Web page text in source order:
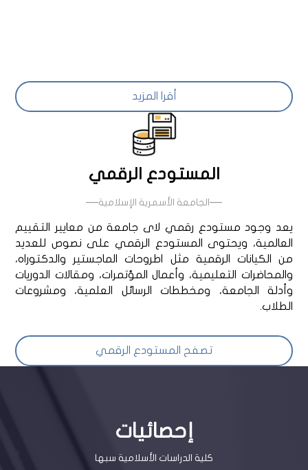
أقرا المزيد
المستودع الرقمي
— الجامعة الأسمرية الإسلامية—
يعد وجود مستودع رقمي لاى جامعة من معايير التقييم
العالمية، ويحتوى المستودع الرقمي على نصوص للعديد
من الكيانات الرقمية مثل اطروحات الماجستير والدكتوراه،
والمحاضرات التعليمية، وأعمال المؤتمرات، ومقالات الدوريات
وأدلة الجامعة، ومخططات الرسائل العلمية، ومشروعات
الطلاب.
تصفح المستودع الرقمي
إحصائيات
كلية الدراسات الأسلامية سبها